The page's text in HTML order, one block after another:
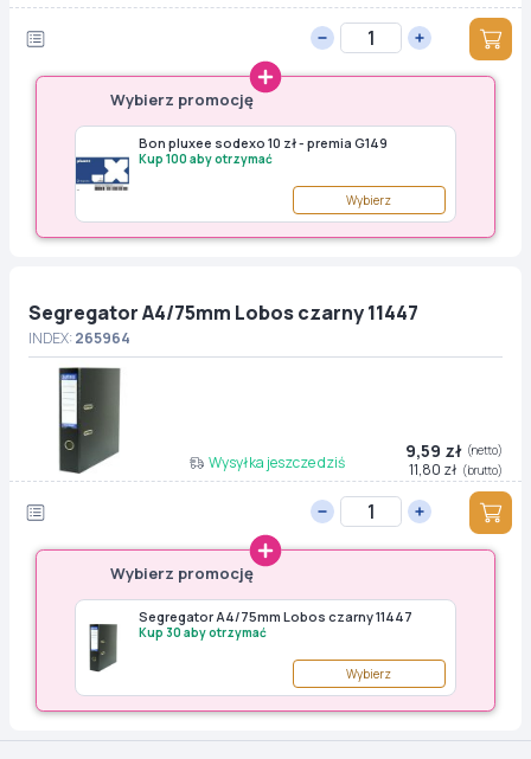
Wybierz promocję
Bon pluxee sodexo 10 zł - premia G149
Kup 100 aby otrzymać
Wybierz
Segregator A4/75mm Lobos czarny 11447
INDEX:265964
Wysyłka jeszcze dziś
9,59 zł (netto)
11,80 zł (brutto)
Wybierz promocję
Segregator A4/75mm Lobos czarny 11447
Kup 30 aby otrzymać
Wybierz